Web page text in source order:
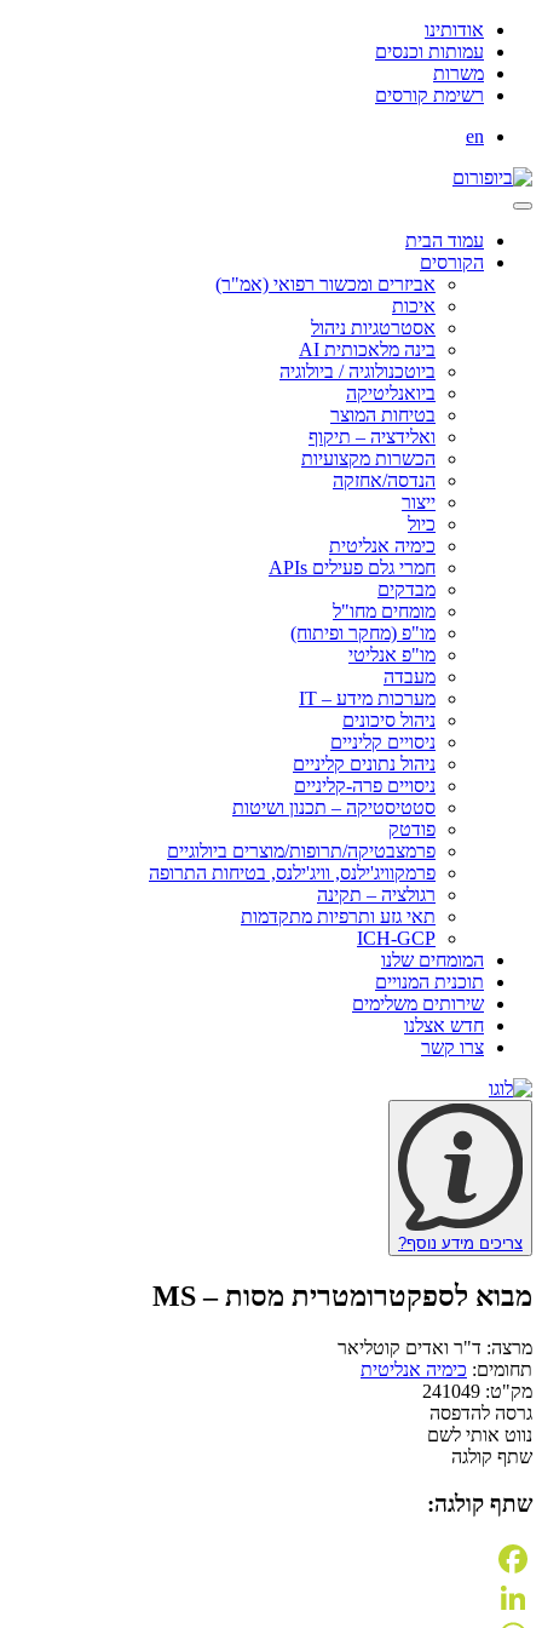
אודותינו
עמותות וכנסים
משרות
רשימת קורסים
en
עמוד הבית
הקורסים
אביזרים ומכשור רפואי (אמ"ר)
איכות
אסטרטגיות ניהול
בינה מלאכותית AI
ביוטכנולוגיה / ביולוגיה
ביואנליטיקה
בטיחות המוצר
ואלידציה – תיקוף
הכשרות מקצועיות
הנדסה/אחזקה
ייצור
כיול
כימיה אנליטית
חמרי גלם פעילים APIs
מבדקים
מומחים מחו"ל
מו"פ (מחקר ופיתוח)
מו"פ אנליטי
מעבדה
מערכות מידע – IT
ניהול סיכונים
ניסויים קליניים
ניהול נתונים קליניים
ניסויים פרה-קליניים
סטטיסטיקה – תכנון ושיטות
פודטק
פרמצבטיקה/תרופות/מוצרים ביולוגיים
פרמקוויג'ילנס, וויג'ילנס, בטיחות התרופה
רגולציה – תקינה
תאי גזע ותרפיות מתקדמות
ICH-GCP
המומחים שלנו
תוכנית המנויים
שירותים משלימים
חדש אצלנו
צרו קשר
צריכים מידע נוסף?
מבוא לספקטרומטרית מסות – MS
מרצה: ד"ר ואדים קוטליאר
תחומים: כימיה אנליטית
מק"ט: 241049
גרסה להדפסה
נווט אותי לשם
שתף קולגה
שתף קולגה:
Facebook